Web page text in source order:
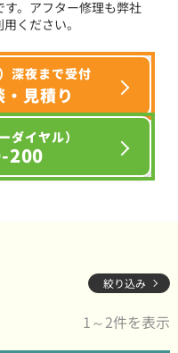
。アフター修理も弊社
ください。
深夜まで受付
見積り
ダイヤル）
200
絞り込み
1～2件を表示